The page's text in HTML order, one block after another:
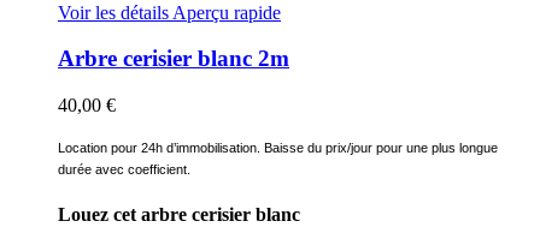
Voir les détails Aperçu rapide
Arbre cerisier blanc 2m
40,00 €
Location pour 24h d’immobilisation. Baisse du prix/jour pour une plus longue
durée avec coefficient.
Louez cet arbre cerisier blanc